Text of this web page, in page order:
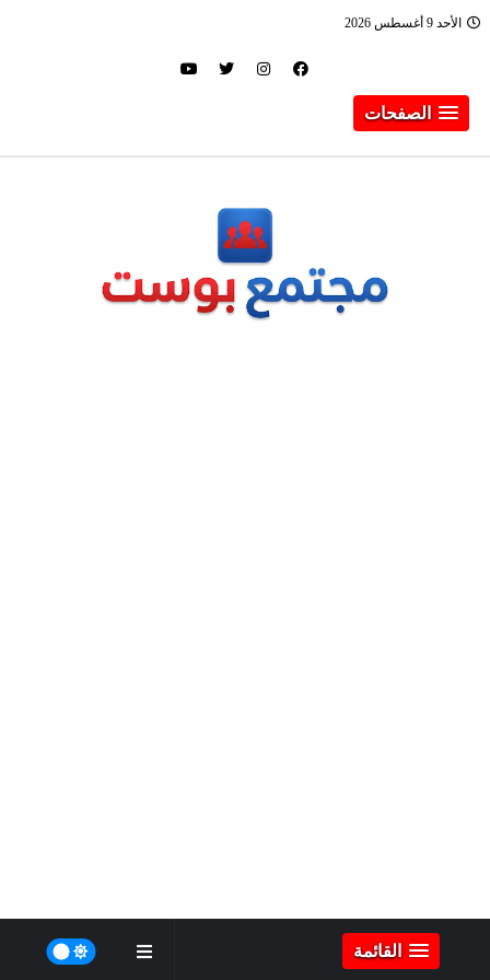
الأحد 9 أغسطس 2026
الصفحات
القائمة